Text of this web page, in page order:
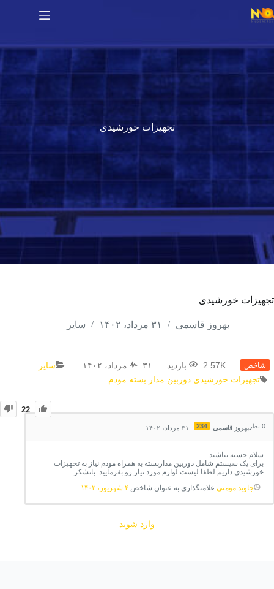
تجهیزات خورشیدی
تجهیزات خورشیدی
بهروز قاسمی ۳۱ مرداد، ۱۴۰۲ سایر
شاخص 2.57K بازدید ۳۱ مرداد، ۱۴۰۲
سایر
تجهیزات خورشیدی دوربین مدار بسته مودم
22
بهروز قاسمی 234 ۳۱ مرداد، ۱۴۰۲ 0 نظر
سلام خسته نباشید
برای یک سیستم شامل دوربین مداربسته به همراه مودم نیاز به تجهیزات
خورشیدی داریم لطفا لیست لوازم مورد نیاز رو بفرمایید. باتشکر
جاوید مومنی علامتگذاری به عنوان شاخص ۴ شهریور، ۱۴۰۲
وارد شوید